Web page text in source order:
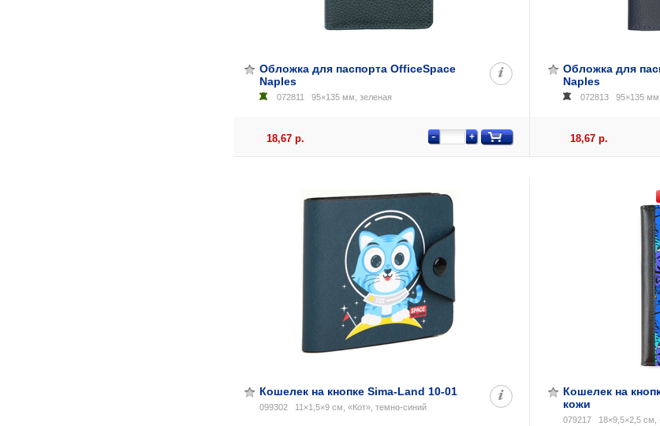
Обложка для паспорта OfficeSpace
Naples
072811 95×135 мм, зеленая
Обложка для
Naples
072813 95×135
- +
18,67 р. 18,67 р.
Кошелек на кнопке Sima-Land 10-01
099302 11×1,5×9 см, «Кот», темно-синий
Кошелек на
кожи
079217 18×9,5×2,5